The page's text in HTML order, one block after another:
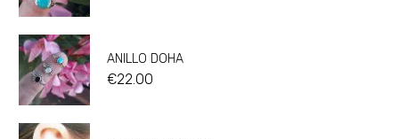
ANILLO DOHA
€22.00